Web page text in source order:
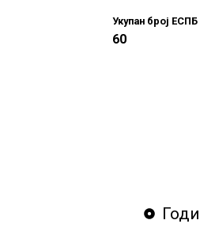
Укупан број
60